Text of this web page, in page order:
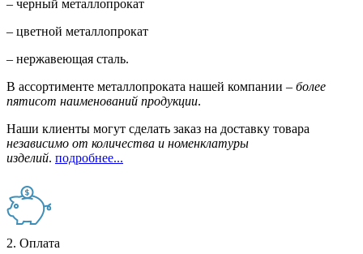
– черный металлопрокат
– цветной металлопрокат
– нержавеющая сталь.
В ассортименте металлопроката нашей компании – более
пятисот наименований продукции.
Наши клиенты могут сделать заказ на доставку товара
независимо от количества и номенклатуры
изделий. подробнее...
2. Оплата